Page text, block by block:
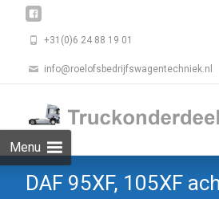
+31(0)6 24 88 19 01
info@roelofsbedrijfswagentechniek.nl
Menu
DAF 95XF, 105XF